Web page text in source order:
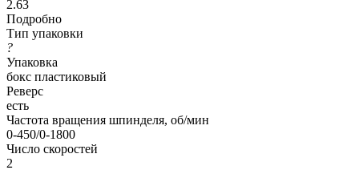
2.63
Подробно
Тип упаковки
?
Упаковка
бокс пластиковый
Реверс
есть
Частота вращения шпинделя, об/мин
0-450/0-1800
Число скоростей
2